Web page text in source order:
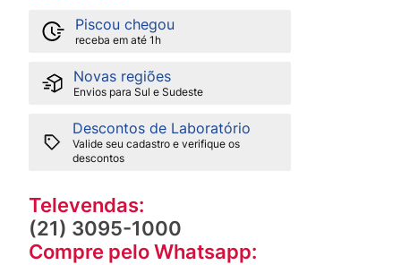
Piscou chegou
receba em até 1h
Novas regiões
Envios para Sul e Sudeste
Descontos de Laboratório
Valide seu cadastro e verifique os
descontos
Televendas:
(21) 3095-1000
Compre pelo Whatsapp: